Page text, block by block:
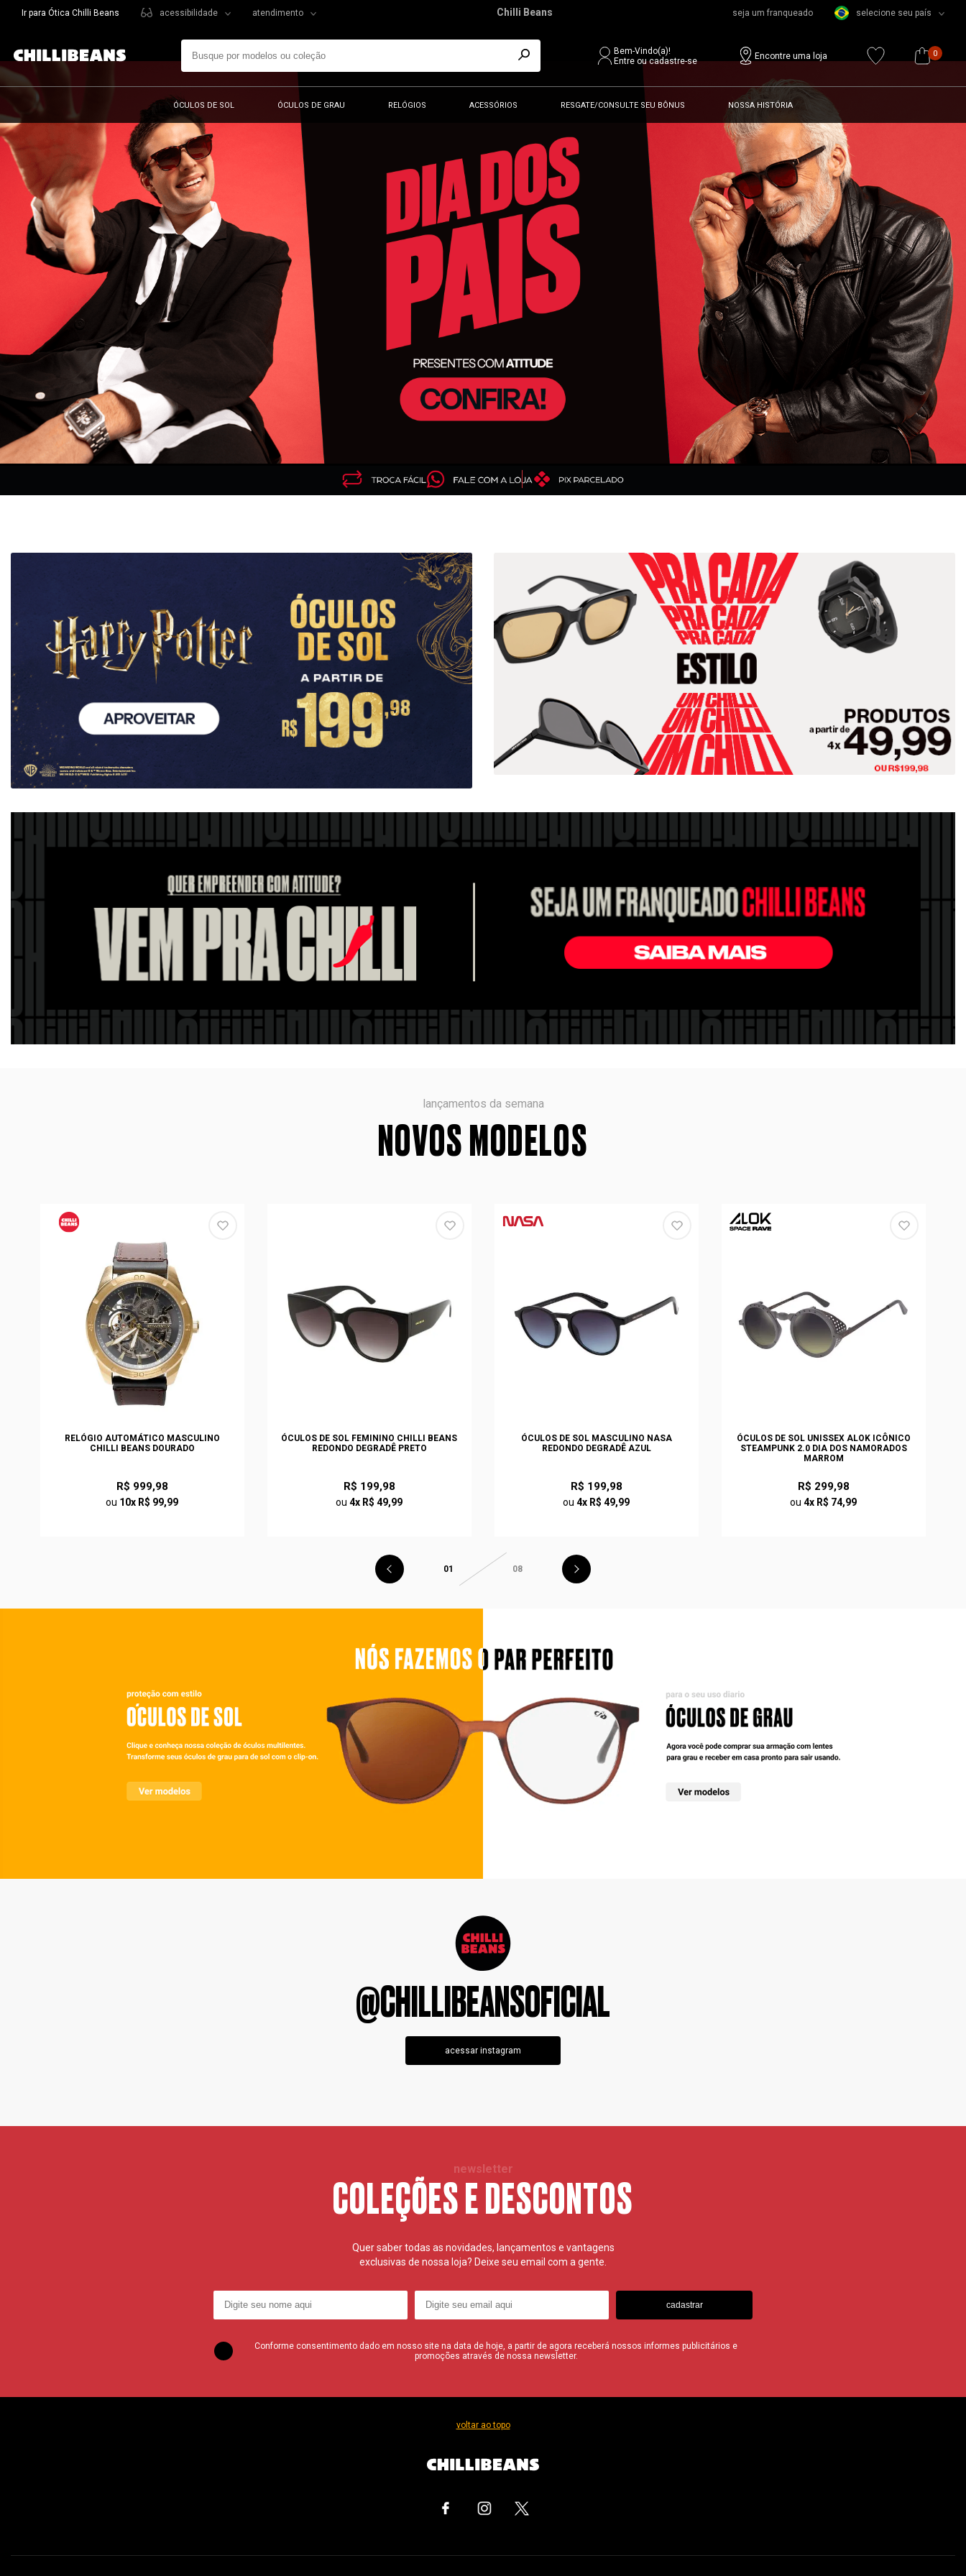
Ir para Ótica Chilli Beans acessibilidade atendimento Chilli Beans seja um franqueado selecione seu país
Bem-Vindo(a)!
Entre ou cadastre-se
Encontre uma loja 0
ÓCULOS DE SOL ÓCULOS DE GRAU RELÓGIOS ACESSÓRIOS RESGATE/CONSULTE SEU BÔNUS NOSSA HISTÓRIA
lançamentos da semana
NOVOS MODELOS
RELÓGIO AUTOMÁTICO MASCULINO
CHILLI BEANS DOURADO
R$ 999,98
ou 10x R$ 99,99
ÓCULOS DE SOL FEMININO CHILLI BEANS
REDONDO DEGRADÊ PRETO
R$ 199,98
ou4x R$ 49,99
ÓCULOS DE SOL MASCULINO NASA
REDONDO DEGRADÊ AZUL
R$ 199,98
ou4x R$ 49,99
ÓCULOS DE SOL UNISSEX ALOK ICÔNICO
STEAMPUNK 2.0 DIA DOS NAMORADOS
MARROM
R$ 299,98
ou4x R$ 74,99
01 08
@CHILLIBEANSOFICIAL
acessar instagram
newsletter
COLEÇÕES E DESCONTOS
Quer saber todas as novidades, lançamentos e vantagens
exclusivas de nossa loja? Deixe seu email com a gente.
cadastrar
Conforme consentimento dado em nosso site na data de hoje, a partir de agora receberá nossos informes publicitários e
promoções através de nossa newsletter.
voltar ao topo